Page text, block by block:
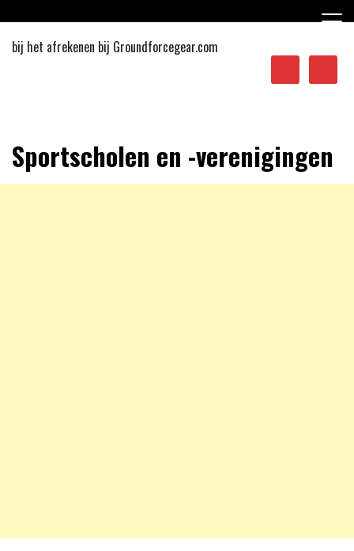
naar
inhoud
bij het afrekenen bij Groundforcegear.com
Sporten in Apeldoorn
Sportscholen en -verenigingen